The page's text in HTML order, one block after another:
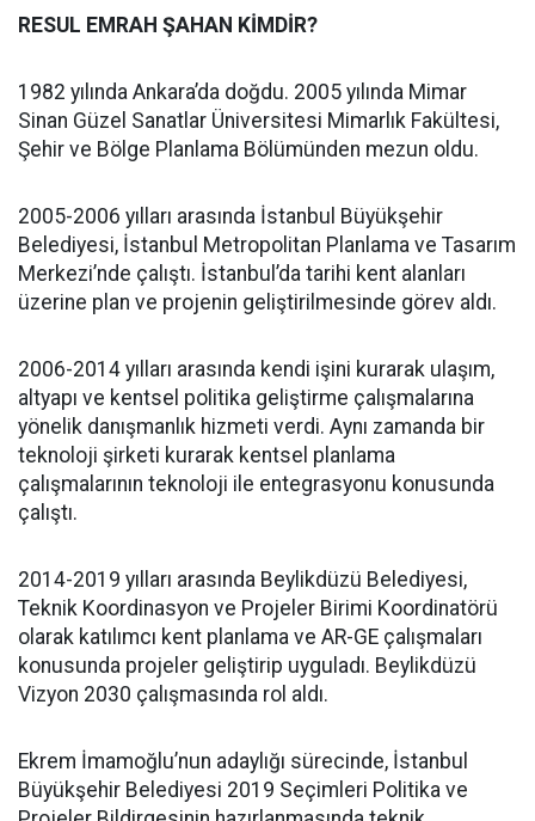
RESUL EMRAH ŞAHAN KİMDİR?
1982 yılında Ankara’da doğdu. 2005 yılında Mimar
Sinan Güzel Sanatlar Üniversitesi Mimarlık Fakültesi,
Şehir ve Bölge Planlama Bölümünden mezun oldu.
2005-2006 yılları arasında İstanbul Büyükşehir
Belediyesi, İstanbul Metropolitan Planlama ve Tasarım
Merkezi’nde çalıştı. İstanbul’da tarihi kent alanları
üzerine plan ve projenin geliştirilmesinde görev aldı.
2006-2014 yılları arasında kendi işini kurarak ulaşım,
altyapı ve kentsel politika geliştirme çalışmalarına
yönelik danışmanlık hizmeti verdi. Aynı zamanda bir
teknoloji şirketi kurarak kentsel planlama
çalışmalarının teknoloji ile entegrasyonu konusunda
çalıştı.
2014-2019 yılları arasında Beylikdüzü Belediyesi,
Teknik Koordinasyon ve Projeler Birimi Koordinatörü
olarak katılımcı kent planlama ve AR-GE çalışmaları
konusunda projeler geliştirip uyguladı. Beylikdüzü
Vizyon 2030 çalışmasında rol aldı.
Ekrem İmamoğlu’nun adaylığı sürecinde, İstanbul
Büyükşehir Belediyesi 2019 Seçimleri Politika ve